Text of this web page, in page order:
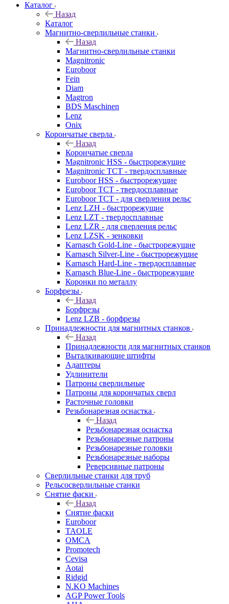
Каталог
Назад
Каталог
Магнитно-сверлильные станки
Назад
Магнитно-сверлильные станки
Magnitronic
Euroboor
Fein
Diam
Magtron
BDS Maschinen
Lenz
Onix
Корончатые сверла
Назад
Корончатые сверла
Magnitronic HSS - быстрорежущие
Magnitronic TCT - твердосплавные
Euroboor HSS - быстрорежущие
Euroboor TCT - твердосплавные
Euroboor TCT - для сверления рельс
Lenz LZH - быстрорежущие
Lenz LZT - твердосплавные
Lenz LZR - для сверления рельс
Lenz LZSK - зенковки
Karnasch Gold-Line - быстрорежущие
Karnasch Silver-Line - быстрорежущие
Karnasch Hard-Line - твердосплавные
Karnasch Blue-Line - быстрорежущие
Коронки по металлу
Борфрезы
Назад
Борфрезы
Lenz LZB - борфрезы
Принадлежности для магнитных станков
Назад
Принадлежности для магнитных станков
Выталкивающие штифты
Адаптеры
Удлинители
Патроны сверлильные
Патроны для корончатых сверл
Расточные головки
Резьбонарезная оснастка
Назад
Резьбонарезная оснастка
Резьбонарезные патроны
Резьбонарезные головки
Резьбонарезные наборы
Реверсивные патроны
Сверлильные станки для труб
Рельсосверлильные станки
Снятие фаски
Назад
Снятие фаски
Euroboor
TAOLE
OMCA
Promotech
Cevisa
Aotai
Ridgid
N.KO Machines
AGP Power Tools